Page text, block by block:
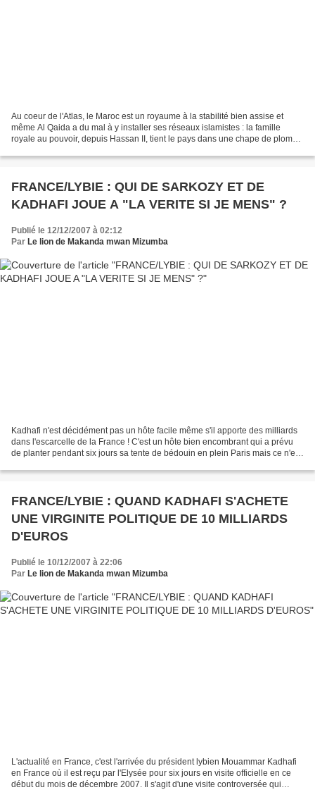
Au coeur de l'Atlas, le Maroc est un royaume à la stabilité bien assise et
même Al Qaida a du mal à y installer ses réseaux islamistes : la famille
royale au pouvoir, depuis Hassan II, tient le pays dans une chape de plomb.
FRANCE/LYBIE : QUI DE SARKOZY ET DE
KADHAFI JOUE A "LA VERITE SI JE MENS" ?
Publié le 12/12/2007 à 02:12
Par Le lion de Makanda mwan Mizumba
Kadhafi n'est décidément pas un hôte facile même s'il apporte des milliards
dans l'escarcelle de la France ! C'est un hôte bien encombrant qui a prévu
de planter pendant six jours sa tente de bédouin en plein Paris mais ce n'est
FRANCE/LYBIE : QUAND KADHAFI S'ACHETE
UNE VIRGINITE POLITIQUE DE 10 MILLIARDS
D'EUROS
Publié le 10/12/2007 à 22:06
Par Le lion de Makanda mwan Mizumba
L'actualité en France, c'est l'arrivée du président lybien Mouammar Kadhafi
en France où il est reçu par l'Elysée pour six jours en visite officielle en ce
début du mois de décembre 2007. Il s'agit d'une visite controversée qui